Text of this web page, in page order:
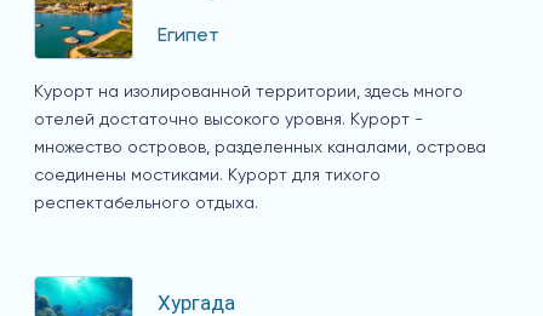
Египет
Курорт на изолированной территории, здесь много
отелей достаточно высокого уровня. Курорт -
множество островов, разделенных каналами, острова
соединены мостиками. Курорт для тихого
респектабельного отдыха.
Хургада